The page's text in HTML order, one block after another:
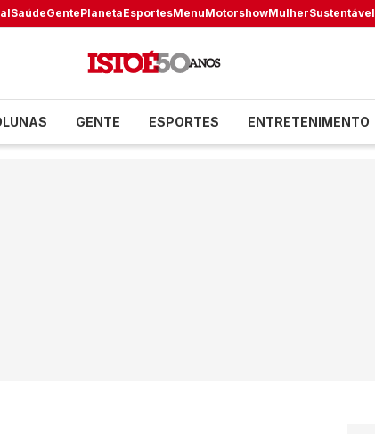
SaúdeGentePlanetaEsportesMenuMotorshowMulherSustentável
GENTE ESPORTES ENTRETENIMENTO